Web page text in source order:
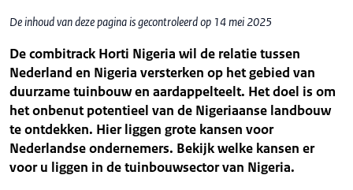
De inhoud van deze pagina is gecontroleerd op 14 mei 2025
De combitrack Horti Nigeria wil de relatie tussen
Nederland en Nigeria versterken op het gebied van
duurzame tuinbouw en aardappelteelt. Het doel is om
het onbenut potentieel van de Nigeriaanse landbouw
te ontdekken. Hier liggen grote kansen voor
Nederlandse ondernemers. Bekijk welke kansen er
voor u liggen in de tuinbouwsector van Nigeria.